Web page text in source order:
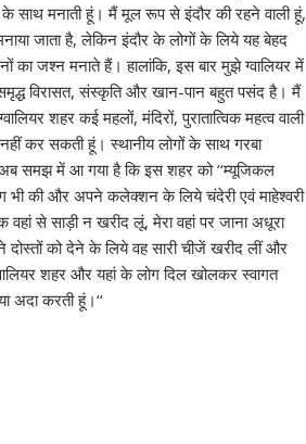
के साथ मनाती हूं। मैं मूल रूप से इंदौर की रहने वाली हूं,
जाता है, लेकिन इंदौर के लोगों के लिये यह बेहद
का जश्न मनाते हैं। हालांकि, इस बार मुझे ग्वालियर में
विरासत, संस्कृति और खान-पान बहुत पसंद है। मैं
शहर कई महलों, मंदिरों, पुरातात्विक महत्व वाली
कर सकती हूं। स्थानीय लोगों के साथ गरबा
समझ में आ गया है कि इस शहर को ‘‘म्यूजिकल
भी की और अपने कलेक्शन के लिये चंदेरी एवं माहेश्वरी
से साड़ी न खरीद लूं, मेरा वहां पर जाना अधूरा
को देने के लिये वह सारी चीजें खरीद लीं और
शहर और यहां के लोग दिल खोलकर स्वागत
अदा करती हूं।‘‘